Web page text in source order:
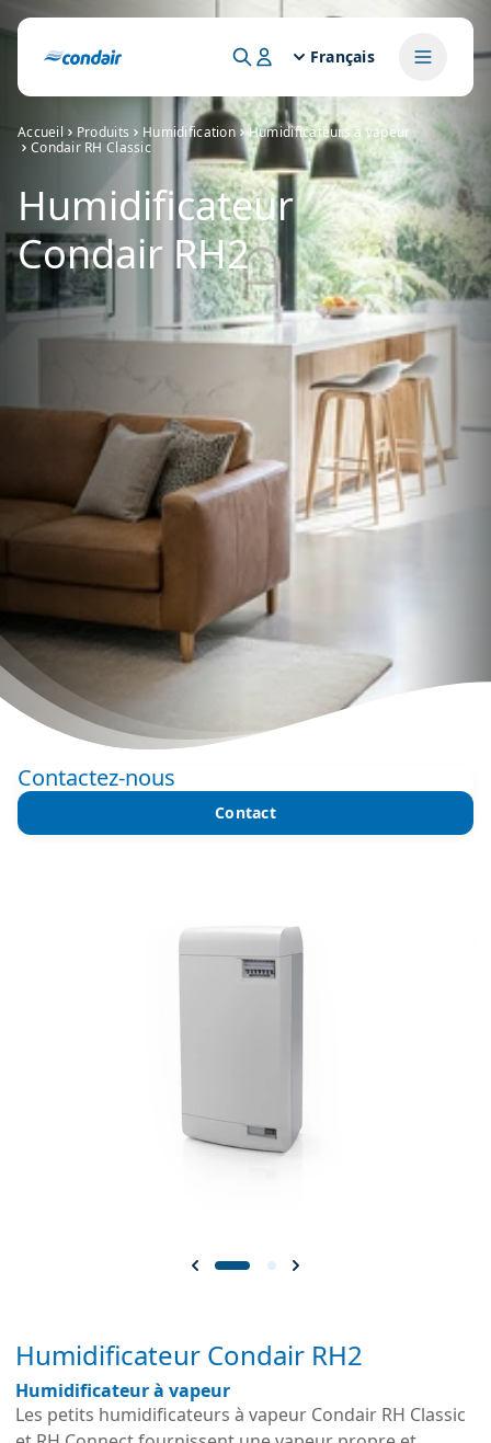
Français
Accueil Produits Humidification
Humidificateurs à vapeur
Condair RH Classic
Humidificateur
Condair RH2
Contactez-nous
Contact
Humidificateur Condair RH2
Humidificateur à vapeur
Les petits humidificateurs à vapeur Condair RH Classic